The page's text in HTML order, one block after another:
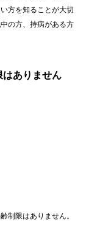
方を知ることが大切
の方、持病がある方
はありません
制限はありません。